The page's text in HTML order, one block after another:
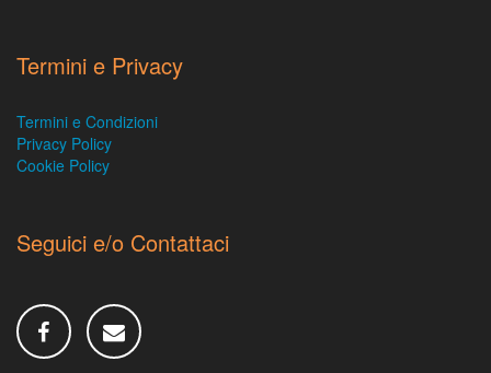
Termini e Privacy
Termini e Condizioni
Privacy Policy
Cookie Policy
Seguici e/o Contattaci